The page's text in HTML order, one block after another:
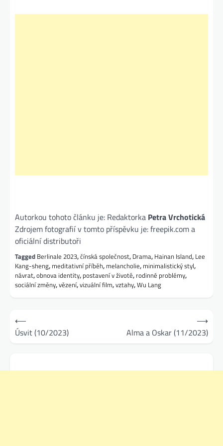
Autorkou tohoto článku je: Redaktorka Petra Vrchotická
Zdrojem fotografií v tomto příspěvku je: freepik.com a
oficiální distributoři
Tagged Berlinale 2023,čínská společnost, Drama, Hainan Island, Lee
Kang-sheng, meditativní příběh, melancholie, minimalistický styl,
návrat,obnova identity, postavení v životě, rodinné problémy,
sociální změny,vězení,vizuální film,vztahy,Wu Lang
Navigace
pro
příspěvek
⟵
Úsvit (10/2023)
Alma a Oskar (11/2023)
⟶